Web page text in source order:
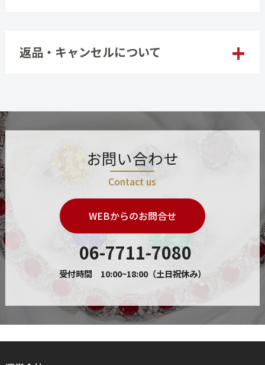
返品・キャンセルについて
お問い合わせ
Contact us
WEBからのお問合せ
06-7711-7080
受付時間 10:00~18:00（土日祝休み）